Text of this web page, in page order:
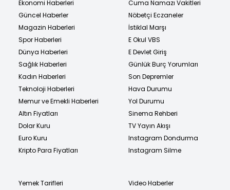
Ekonomi Haberleri
Güncel Haberler
Magazin Haberleri
Spor Haberleri
Dünya Haberleri
Sağlık Haberleri
Kadın Haberleri
Teknoloji Haberleri
Memur ve Emekli Haberleri
Altın Fiyatları
Dolar Kuru
Euro Kuru
Kripto Para Fiyatları
Cuma Namazı Vakitleri
Nöbetçi Eczaneler
İstiklal Marşı
E Okul VBS
E Devlet Giriş
Günlük Burç Yorumları
Son Depremler
Hava Durumu
Yol Durumu
Sinema Rehberi
TV Yayın Akışı
Instagram Dondurma
Instagram Silme
Yemek Tarifleri
Video Haberler